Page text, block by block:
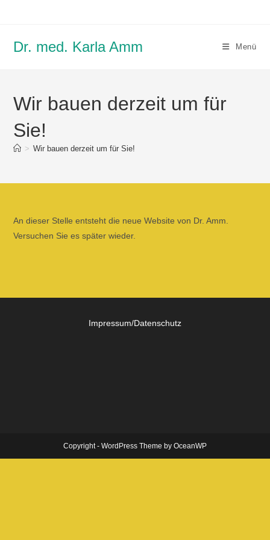
Dr. med. Karla Amm Menü
Wir bauen derzeit um für
Sie!
> Wir bauen derzeit um für Sie!
An dieser Stelle entsteht die neue Website von Dr. Amm.
Versuchen Sie es später wieder.
Impressum/Datenschutz
Copyright - WordPress Theme by OceanWP